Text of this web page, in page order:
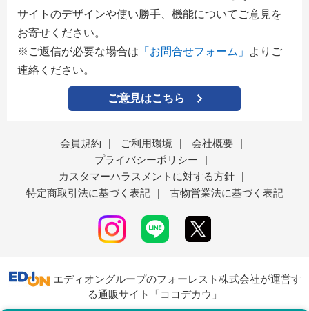
サイトのデザインや使い勝手、機能についてご意見を
お寄せください。
※ご返信が必要な場合は 「お問合せフォーム」
よりご
連絡ください。
ご意見はこちら
会員規約 | ご利用環境 | 会社概要
|
プライバシーポリシー
|
カスタマーハラスメントに対する方針
|
特定商取引法に基づく表記
| 古物営業法に基づく表記
エディオングループのフォーレスト株式会社が運営す
る通販サイト「ココデカウ」